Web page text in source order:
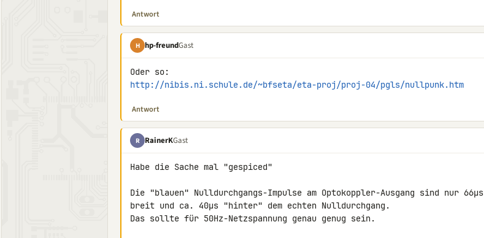
Antwort
H hp-freundGast
http://nibis.ni.schule.de/~bfseta/eta-proj/proj-04/pgls/nullpunk.htm
Antwort
R RainerKGast
Habe die Sache mal "gespiced"
Die "blauen" Nulldurchgangs-Impulse am Optokoppler-Ausgang sind nur 66µs
breit und ca. 40µs "hinter" dem echten Nulldurchgang.
Das sollte für 50Hz-Netzspannung genau genug sein.